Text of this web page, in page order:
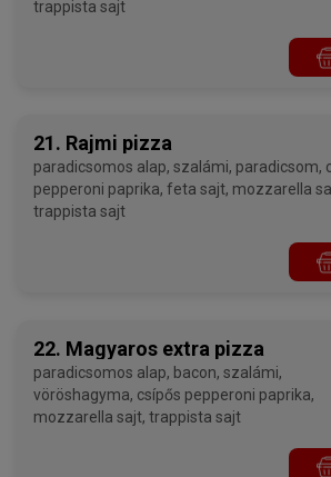
trappista sajt
21. Rajmi pizza
paradicsomos alap, szalámi, paradicsom, csípős
pepperoni paprika, feta sajt, mozzarella sajt,
trappista sajt
22. Magyaros extra pizza
paradicsomos alap, bacon, szalámi,
vöröshagyma, csípős pepperoni paprika,
mozzarella sajt, trappista sajt